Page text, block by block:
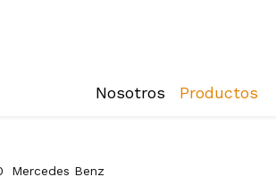
Nosotros Productos
Mercedes Benz